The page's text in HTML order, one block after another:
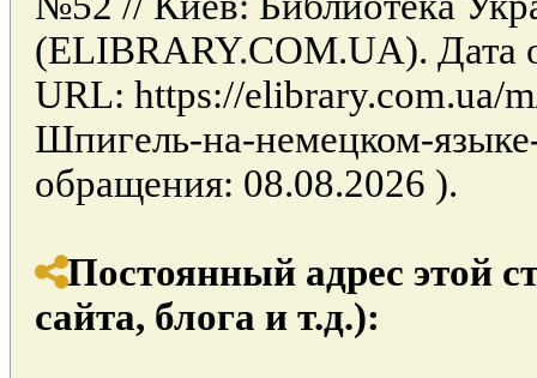
(ELIBRARY.COM.UA). Дата
URL: https://elibrary.com.ua/
Шпигель-на-немецком-
обращения: 08.08.2026 ).
Постоянный адрес этой
сайта, блога и т.д.):